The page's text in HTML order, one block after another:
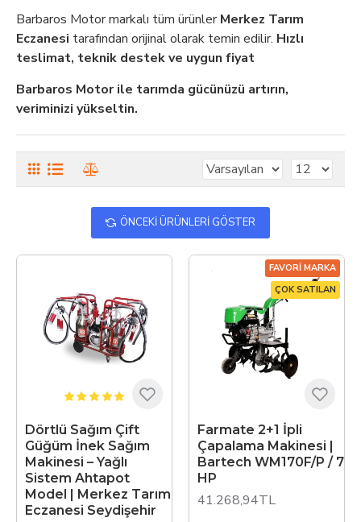
Barbaros Motor markalı tüm ürünlerMerkez Tarım
Eczanesi tarafından orijinal olarak temin edilir. Hızlı
teslimat, teknik destek ve uygun fiyat
Barbaros Motor ile tarımda gücünüzü artırın,
veriminizi yükseltin.
ÖNCEKI ÜRÜNLERI GÖSTER
Dörtlü Sağım Çift
Güğüm İnek Sağım
Makinesi – Yağlı
Sistem Ahtapot
Model | Merkez Tarım
Eczanesi Seydişehir
ÇOK SATILAN
FAVORI MARKA
Farmate 2+1 İpli
Çapalama Makinesi |
Bartech WM170F/P / 7
HP
41.268,94TL